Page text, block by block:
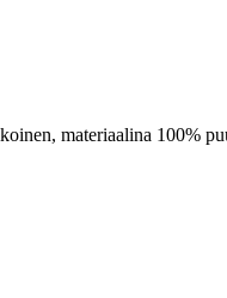
materiaalina 100%